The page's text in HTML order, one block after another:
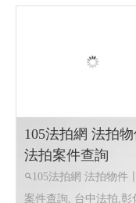
105法拍網 法拍